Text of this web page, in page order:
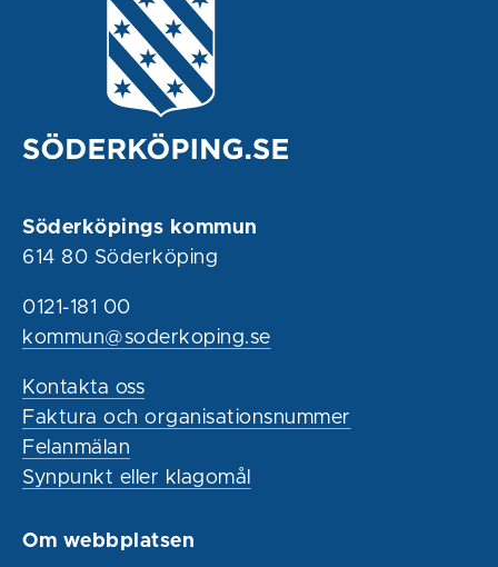
Söderköpings kommun
614 80 Söderköping
0121-181 00
kommun@soderkoping.se
Kontakta oss
Faktura och organisationsnummer
Felanmälan
Synpunkt eller klagomål
Om webbplatsen